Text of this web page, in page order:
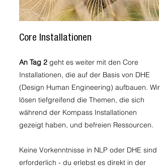
Core Installationen
An Tag 2 geht es weiter mit den Core
Installationen, die auf der Basis von DHE
(Design Human Engineering) aufbauen. Wir
lösen tiefgreifend die Themen, die sich
während der Kompass Installationen
gezeigt haben, und befreien Ressourcen.
Keine Vorkenntnisse in NLP oder DHE sind
erforderlich - du erlebst es direkt in der